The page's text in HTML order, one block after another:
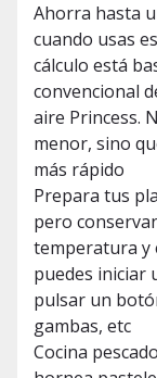
Ahorra hasta
cuando usas
cálculo está
convencional
aire Princess.
menor, sino
más rápido
Prepara tus
pero
temperatura y
puedes iniciar
pulsar un
gambas, etc
Cocina